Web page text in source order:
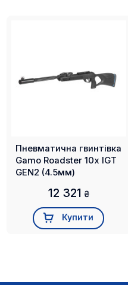
Пневматична гвинтівка
Gamo Roadster 10x IGT
GEN2 (4.5мм)
12 321 ₴
Купити